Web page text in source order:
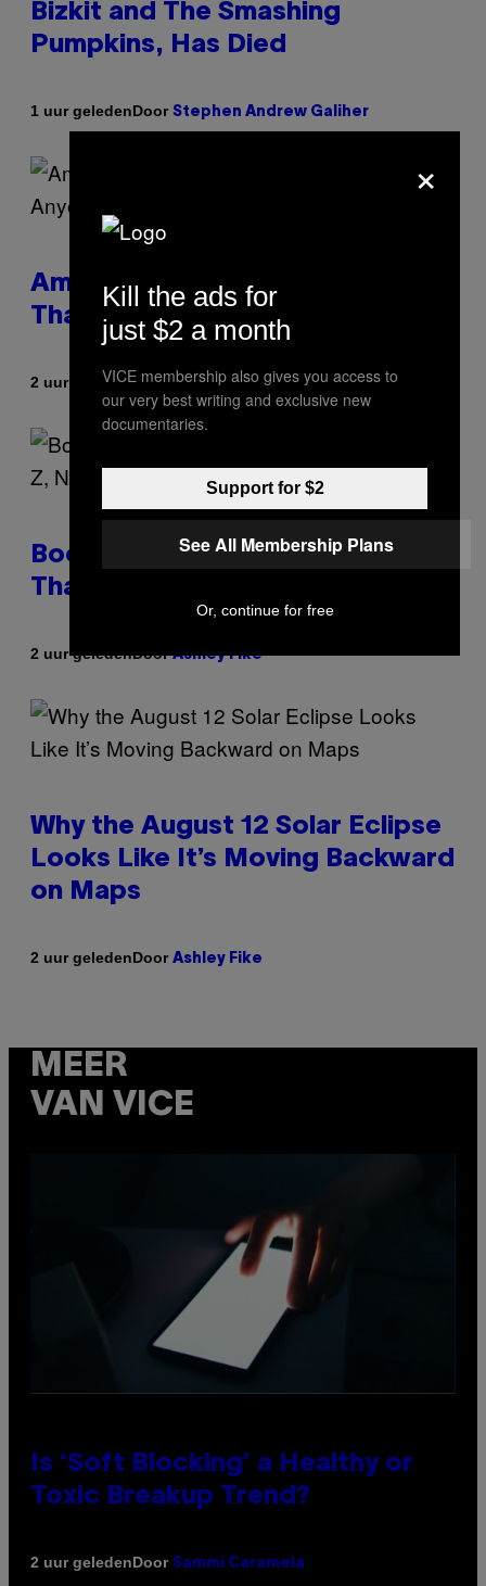
Bizkit and The Smashing
Pumpkins, Has Died
1 uur geledenDoor Stephen Andrew Galiher
Americans Watch Porn Longer
Than Anyone Else, Survey Finds
2 uur geledenDoorAshley Fike
Boomers Are Better at Foreplay
Than Gen Z, New Data Shows
2 uur geledenDoorAshley Fike
Why the August 12 Solar Eclipse
Looks Like It’s Moving Backward
on Maps
2 uur geledenDoor Ashley Fike
MEER
VAN VICE
Is ‘Soft Blocking’ a Healthy or
Toxic Breakup Trend?
2 uur geledenDoor Sammi Caramela
×
Kill the ads for
just $2 a month
VICE membership also gives you access to
our very best writing and exclusive new
documentaries.
Support for $2
See All Membership Plans
Or, continue for free